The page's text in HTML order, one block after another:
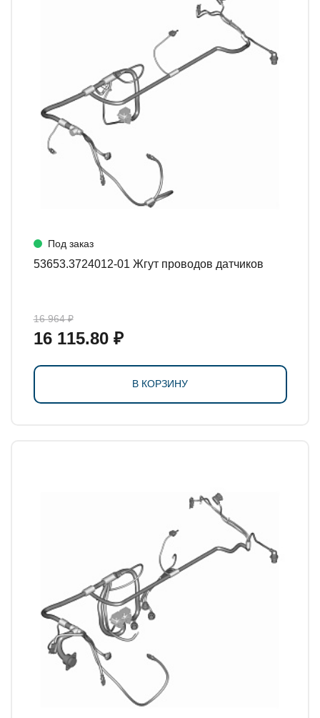
Под заказ
53653.3724012-01 Жгут проводов датчиков
16 964 ₽
16 115.80 ₽
В КОРЗИНУ